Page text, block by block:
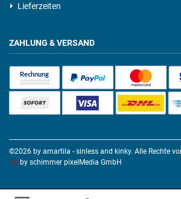
Lieferzeiten
ZAHLUNG & VERSAND
©2026 by amartila - sinless and kinky. Alle Rechte
by schimmer pixelMedia GmbH